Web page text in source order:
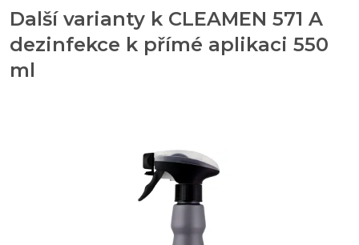
Další varianty k CLEAMEN 571 A
dezinfekce k přímé aplikaci 550
ml